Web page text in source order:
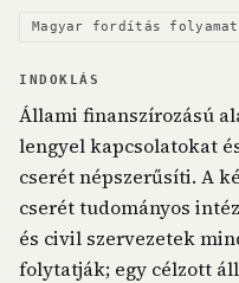
Magyar fordítás
INDOKLÁS
Állami finanszírozású
lengyel kapcsolatokat
cserét népszerűsíti. A
cserét tudományos
és civil szervezetek
folytatják; egy célzott